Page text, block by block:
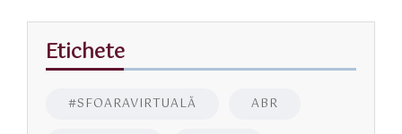
Etichete
#SFOARAVIRTUALĂ ABR